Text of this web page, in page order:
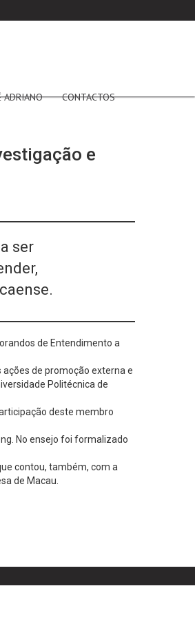
ADRIANO CONTACTOS
e
ser
de Entendimento a
ações de promoção externa e
Politécnica de
deste membro
No ensejo foi formalizado
contou, também, com a
de Macau.